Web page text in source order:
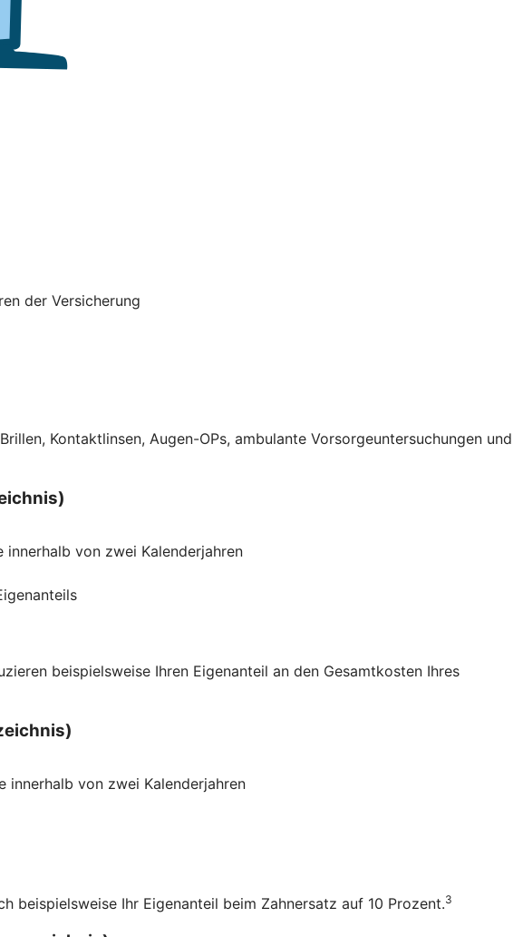
der Versicherung
Kontaktlinsen, Augen-OPs, ambulante Vorsorgeuntersuchungen und
von zwei Kalenderjahren
beispielsweise Ihren Eigenanteil an den Gesamtkosten Ihres
innerhalb von zwei Kalenderjahren
Ihr Eigenanteil beim Zahnersatz auf 10 Prozent.3